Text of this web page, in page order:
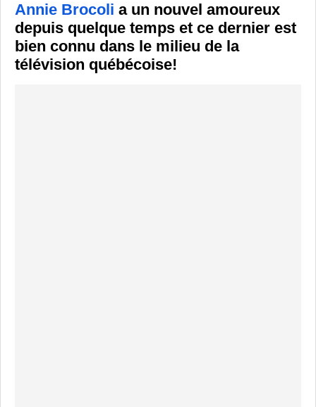
Annie Brocoli a un nouvel amoureux
depuis quelque temps et ce dernier est
bien connu dans le milieu de la
télévision québécoise!